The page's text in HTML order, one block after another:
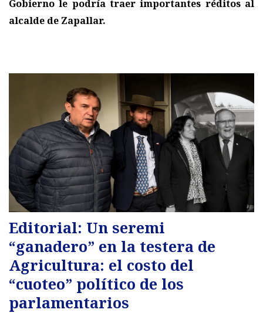
Gobierno le podría traer importantes réditos al
alcalde de Zapallar.
Editorial: Un seremi
“ganadero” en la testera de
Agricultura: el costo del
“cuoteo” político de los
parlamentarios